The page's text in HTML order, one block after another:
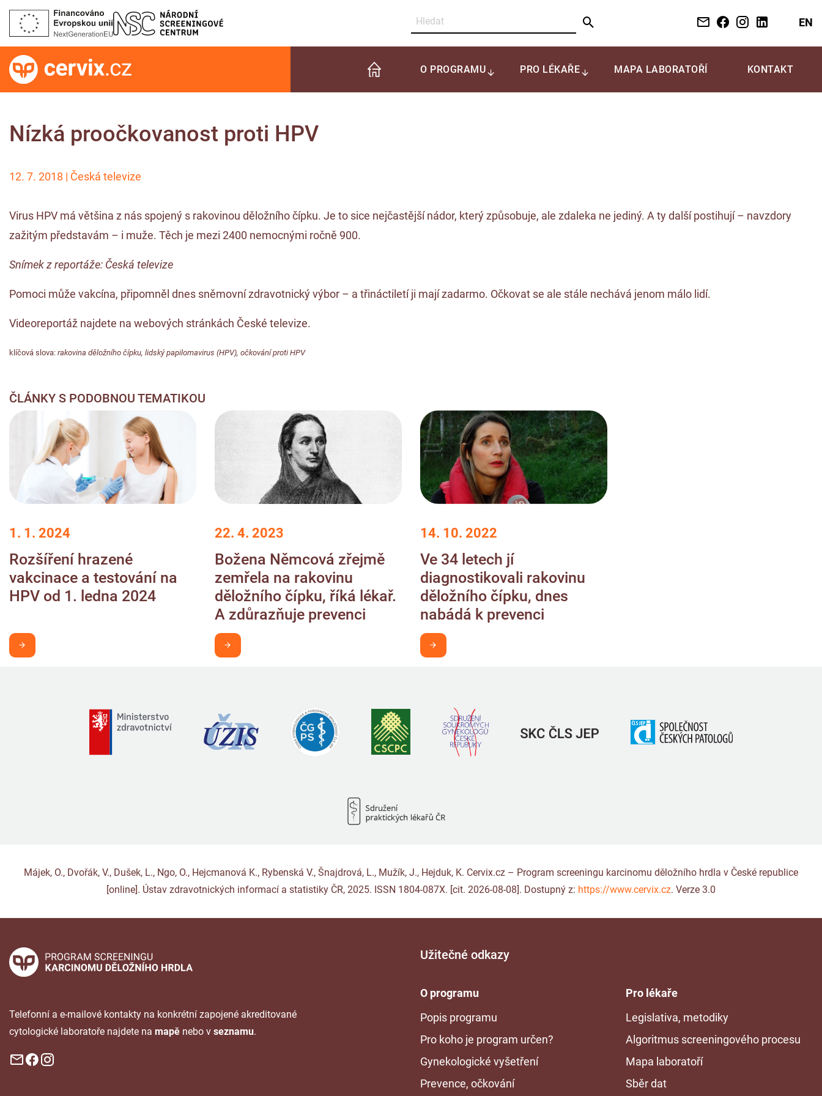
EN
O PROGRAMU PRO LÉKAŘE MAPA LABORATOŘÍ KONTAKT
Nízká proočkovanost proti HPV
12. 7. 2018 | Česká televize
Virus HPV má většina z nás spojený s rakovinou děložního čípku. Je to sice nejčastější nádor, který způsobuje, ale zdaleka ne jediný. A ty další postihují – navzdory
zažitým představám – i muže. Těch je mezi 2400 nemocnými ročně 900.
Snímek z reportáže: Česká televize
Pomoci může vakcína, připomněl dnes sněmovní zdravotnický výbor – a třináctiletí ji mají zadarmo. Očkovat se ale stále nechává jenom málo lidí.
Videoreportáž najdete na webových stránkách České televize.
klíčová slova: rakovina děložního čípku, lidský papilomavirus (HPV), očkování proti HPV
ČLÁNKY S PODOBNOU TEMATIKOU
1. 1. 2024
Rozšíření hrazené
vakcinace a testování na
HPV od 1. ledna 2024
22. 4. 2023
Božena Němcová zřejmě
zemřela na rakovinu
děložního čípku, říká lékař.
A zdůrazňuje prevenci
14. 10. 2022
Ve 34 letech jí
diagnostikovali rakovinu
děložního čípku, dnes
nabádá k prevenci
Májek, O., Dvořák, V., Dušek, L., Ngo, O., Hejcmanová K., Rybenská V., Šnajdrová, L., Mužík, J., Hejduk, K. Cervix.cz – Program screeningu karcinomu děložního hrdla v České republice
[online]. Ústav zdravotnických informací a statistiky ČR, 2025. ISSN 1804-087X. [cit. 2026-08-08]. Dostupný z: https://www.cervix.cz. Verze 3.0
Telefonní a e-mailové kontakty na konkrétní zapojené akreditované
cytologické laboratoře najdete na mapě nebo v seznamu.
Užitečné odkazy
O programu
Popis programu
Pro koho je program určen?
Gynekologické vyšetření
Prevence, očkování
Pro lékaře
Legislativa, metodiky
Algoritmus screeningového procesu
Mapa laboratoří
Sběr dat